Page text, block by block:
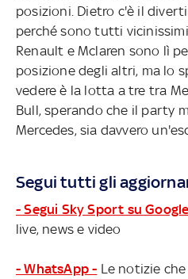
posizioni. Dietro c'è il
perché sono tutti
Renault e Mclaren sono lì
posizione degli altri, ma lo
vedere è la lotta a tre tra
Bull, sperando che il party
Mercedes, sia davvero
Segui tutti gli
- Segui Sky Sport su
live, news e video
- WhatsApp - Le notizie